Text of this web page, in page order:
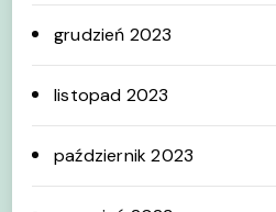
grudzień 2023
listopad 2023
październik 2023